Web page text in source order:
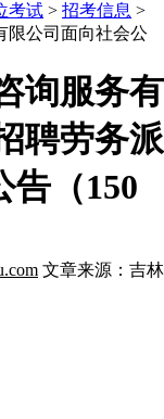
考试 > 招考信息 >
限公司面向社会公
询服务有
聘劳务派
告（150
文章来源：吉林